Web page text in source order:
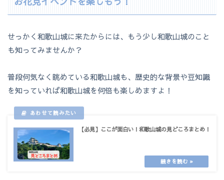
せっかく和歌山城に来たからには、もう少し和歌山城のこと
も知ってみませんか？
普段何気なく眺めている和歌山城も、歴史的な背景や豆知識
を知っていれば和歌山城を何倍も楽しめますよ！
【必見】ここが面白い！和歌山城の見どころまとめ！